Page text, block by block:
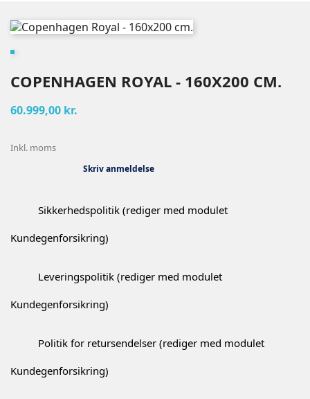
COPENHAGEN ROYAL - 160X200 CM.
60.999,00 kr.
Inkl. moms
Skriv anmeldelse
Sikkerhedspolitik (rediger med modulet
Kundegenforsikring)
Leveringspolitik (rediger med modulet
Kundegenforsikring)
Politik for retursendelser (rediger med modulet
Kundegenforsikring)